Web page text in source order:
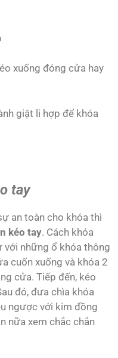
xuống đóng cửa hay
giật li hợp để khóa
tay
an toàn cho khóa thì
kéo tay. Cách khóa
với những ổ khóa thông
cuốn xuống và khóa 2
cửa. Tiếp đến, kéo
đó, đưa chìa khóa
ngược với kim đồng
nữa xem chắc chắn